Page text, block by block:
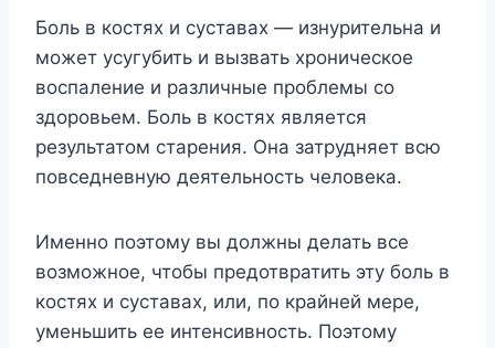
Боль в костях и суставах — изнурительна и
может усугубить и вызвать хроническое
воспаление и различные проблемы со
здоровьем. Боль в костях является
результатом старения. Она затрудняет всю
повседневную деятельность человека.
Именно поэтому вы должны делать все
возможное, чтобы предотвратить эту боль в
костях и суставах, или, по крайней мере,
уменьшить ее интенсивность. Поэтому